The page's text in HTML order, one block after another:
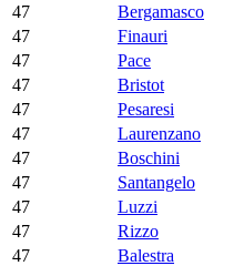
47
Bergamasco
47
Finauri
47
Pace
47
Bristot
47
Pesaresi
47
Laurenzano
47
Boschini
47
Santangelo
47
Luzzi
47
Rizzo
47
Balestra